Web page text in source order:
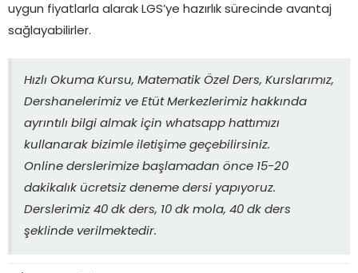
uygun fiyatlarla alarak LGS’ye hazırlık sürecinde avantaj
sağlayabilirler.
Hızlı Okuma Kursu, Matematik Özel Ders, Kurslarımız,
Dershanelerimiz ve Etüt Merkezlerimiz hakkında
ayrıntılı bilgi almak için whatsapp hattımızı
kullanarak bizimle iletişime geçebilirsiniz.
Online derslerimize başlamadan önce 15-20
dakikalık ücretsiz deneme dersi yapıyoruz.
Derslerimiz 40 dk ders, 10 dk mola, 40 dk ders
şeklinde verilmektedir.